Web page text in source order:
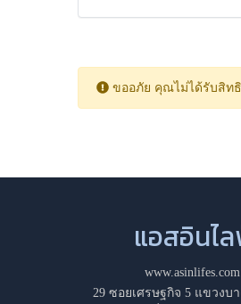
ขออภัย คุณไม่ได้รับสิท
แอสอินไ
www.asinlifes.com
29 ซอยเศรษฐกิจ 5 แขวงบ